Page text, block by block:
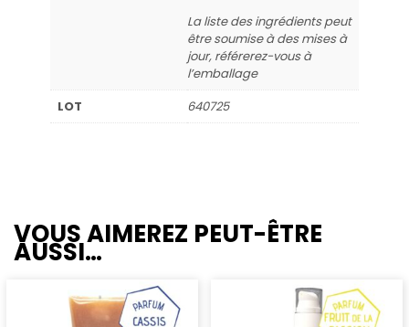
La liste des ingrédients peut
être soumise à des mises à
jour, référerez-vous à
l’emballage
LOT
640725
VOUS AIMEREZ PEUT-ÊTRE
AUSSI…